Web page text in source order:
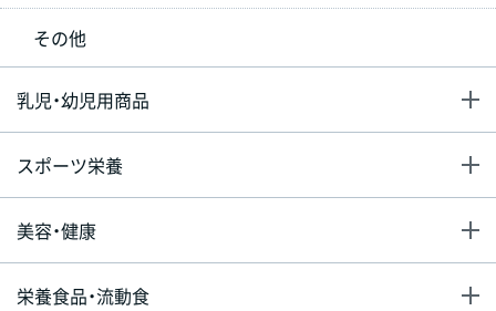
その他
乳児・幼児用商品
スポーツ栄養
美容・健康
栄養食品・流動食